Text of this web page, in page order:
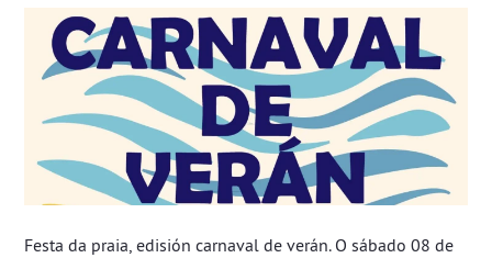
Festa da praia, edisión carnaval de verán. O sábado 08 de